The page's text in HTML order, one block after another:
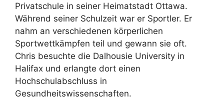
Privatschule in seiner Heimatstadt Ottawa.
Während seiner Schulzeit war er Sportler. Er
nahm an verschiedenen körperlichen
Sportwettkämpfen teil und gewann sie oft.
Chris besuchte die Dalhousie University in
Halifax und erlangte dort einen
Hochschulabschluss in
Gesundheitswissenschaften.